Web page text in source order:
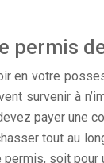
permis
en votre
survenir à
payer une
tout au
soit pour